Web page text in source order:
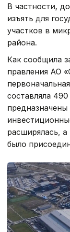
В частности,
изъять для
участков в
района.
Как сообщила
правления АО
составляла
расширялась,
было